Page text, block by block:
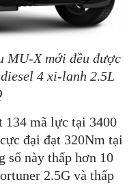
MU-X mới đều được
4 xi-lanh 2.5L
134 mã lực tại 3400
đại đạt 320Nm tại
số này thấp hơn 10
2.5G và thấp